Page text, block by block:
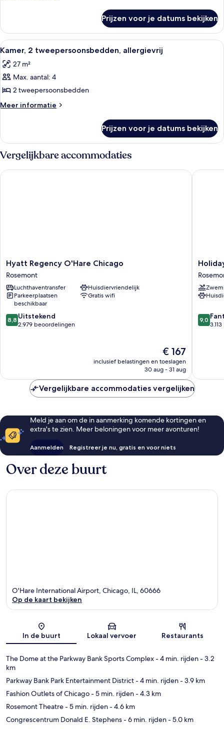
laden
1
kingsize
bed,
Prijzen voor je datums bekijken
Alle
foto's
voor
Kamer,
2
tweepersoonsbedden,
Luxe beddengoed, donzen
6
Kamer, 2 tweepersoonsbedden, allergievrij
27 m²
Max. aantal: 4
2 tweepersoonsbedden
Meer informatie
Meer
2
tweepersoonsbedden,
allergievrij
Prijzen voor je datums bekijken
Vergelijkbare accommodaties
Hyatt
Regency
O'Hare
Chicago
Rosemont
Hyatt Regency O'Hare Chicago
Rosemont
Luchthaventransfer
Huisdiervriendelijk
Parkeerplaatsen
beschikbaar
Gratis wifi
8.8
van
8,8 Uitstekend
2.979 beoordelingen
De
prijs
is
€ 167
inclusief belastingen en toeslagen
30 aug - 31 aug
Hyatt Regency O'Hare Chicago
Holiday
Inn
Chicago
O'Hare
–
by
IHG
9.0
van
9,0
Holiday
Vergelijkbare accommodaties vergelijken
Meld je aan om de in aanmerking komende kortingen en
extra's te zien. Meer beloningen voor meer avonturen!
Aanmelden Registreer je nu, gratis en voor niets
Over deze buurt
Kaart
O'Hare International Airport, Chicago, IL, 60666
Op de kaart bekijken
In de buurt Lokaal vervoer Restaurants
The Dome at the Parkway Bank Sports Complex- 4 min. rijden- 3.2
km
Parkway Bank Park Entertainment District- 4 min. rijden- 3.9 km
Fashion Outlets of Chicago- 5 min. rijden- 4.3 km
Rosemont Theatre- 5 min. rijden- 4.6 km
Congrescentrum Donald E. Stephens- 6 min. rijden- 5.0 km